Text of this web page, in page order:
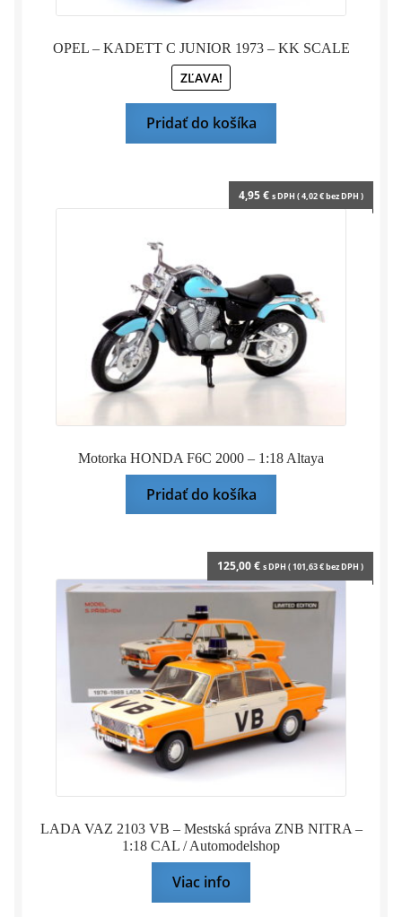
OPEL – KADETT C JUNIOR 1973 – KK SCALE
ZĽAVA!
Pridať do košíka
Motorka HONDA F6C 2000 – 1:18 Altaya
4,95€ s DPH (4,02€bez DPH )
Pridať do košíka
LADA VAZ 2103 VB – Mestská správa ZNB NITRA –
1:18 CAL / Automodelshop
125,00€ s DPH (101,63€bez DPH )
Viac info